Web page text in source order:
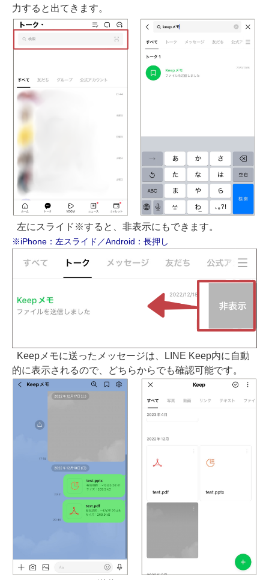
力すると出てきます。
左にスライド※すると、非表示にもできます。
※iPhone：左スライド／Android：長押し
Keepメモに送ったメッセージは、LINE Keep内に自動
的に表示されるので、どちらからでも確認可能です。